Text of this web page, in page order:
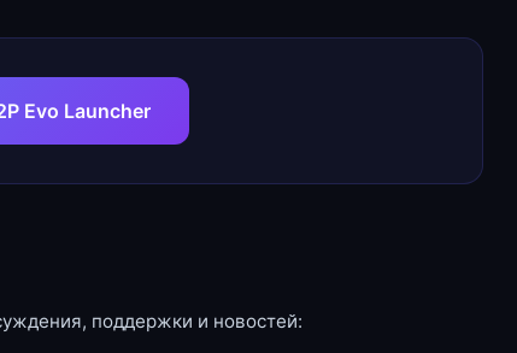
Evo Launcher
поддержки и новостей: